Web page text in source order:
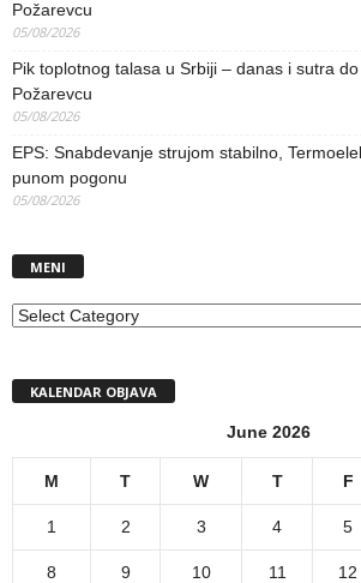
Požarevcu
05/08/2026
Pik toplotnog talasa u Srbiji – danas i sutra
Požarevcu
05/08/2026
EPS: Snabdevanje strujom stabilno,
punom pogonu
05/08/2026
MENI
MENI
KALENDAR OBJAVA
June 2026
M T W T F
1 2 3 4 5
8 9 10 11 12